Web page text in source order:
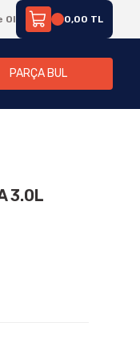
Ol 0,00 TL
PARÇA BUL
3.0L